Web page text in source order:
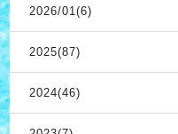
2026/01(6)
2025(87)
2024(46)